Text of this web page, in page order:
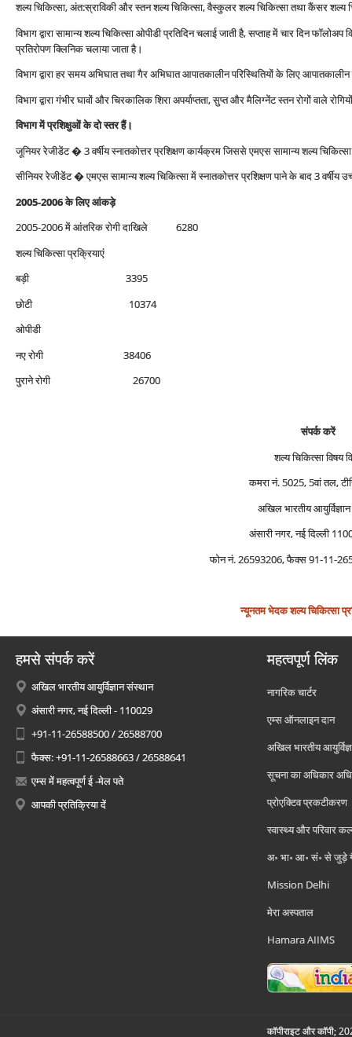
शल्‍य चिकित्‍सा, अंत:स्राविकी और स्‍तन शल्‍य चिकित्‍सा, वैस्‍कुलर शल्‍य चिकित्‍सा तथा कैंसर शल्‍य
विभाग द्वारा सामान्‍य शल्‍य चिकित्‍सा ओपीडी प्रतिदिन चलाई जाती है, सप्‍ताह में चार दिन
प्रतिरोपण क्लिनिक चलाया जाता है।
विभाग द्वारा हर समय अभिघात तथा गैर अभिघात आपातकालीन परिस्थितियों के लिए
विभाग द्वारा गंभीर घावों और चिरकालिक शिरा अपर्याप्‍तता, सुप्‍त और मैलिग्‍नेंट स्‍तन रोगों वाले
विभाग में प्रशिक्षुओं के दो स्‍तर हैं।
जूनियर रेजीडेंट � 3 वर्षीय स्‍नातकोत्तर प्रशिक्षण कार्यक्रम जिससे एमएस सामान्‍य शल्‍य
सीनियर रेजीडेंट � एमएस सामान्‍य शल्‍य चिकित्‍सा में स्‍नातकोत्तर प्रशिक्षण पाने के बाद 3 वर्षीय
2005-2006 के लिए आंकड़े
2005-2006 में आंतरिक रोगी दाखिले 6280
शल्‍य चिकित्‍सा प्रक्रियाएं
बड़ी 3395
छोटी 10374
ओपीडी
नए रोगी 38406
पुराने रोगी 26700
संपर्क करें
शल्‍य चिकित्‍सा विषय
कमरा नं. 5025, 5वां तल,
अखिल भारतीय
अंसारी नगर, नई दिल्‍ली
फोन नं. 26593206, फैक्‍स 91-11-
न्‍यूनतम भेदक शल्‍य चिकित्‍सा
हमसे संपर्क करें
अखिल भारतीय आयुर्विज्ञान संस्थान
अंसारी नगर, नई दिल्ली - 110029
+91-11-26588500 / 26588700
फैक्स: +91-11-26588663 / 26588641
एम्स में महत्वपूर्ण ई -मेल पते
आपकी प्रतिक्रिया दें
महत्वपूर्ण लिंक
नागरिक चार्टर
एम्स ऑनलाइन दान
अखिल भारतीय
सूचना का अधिकार
प्रोएक्टिव प्रकटीकरण
स्वास्थ्य और परिवार
अ॰ भा॰ आ॰ सं॰ से जुड़े
Mission Delhi
मेरा अस्पताल
Hamara AIIMS
कॉपीराइट और कॉपी;